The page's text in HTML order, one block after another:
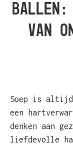
VAN
Soep is altijd
een
denken aan
liefdevolle